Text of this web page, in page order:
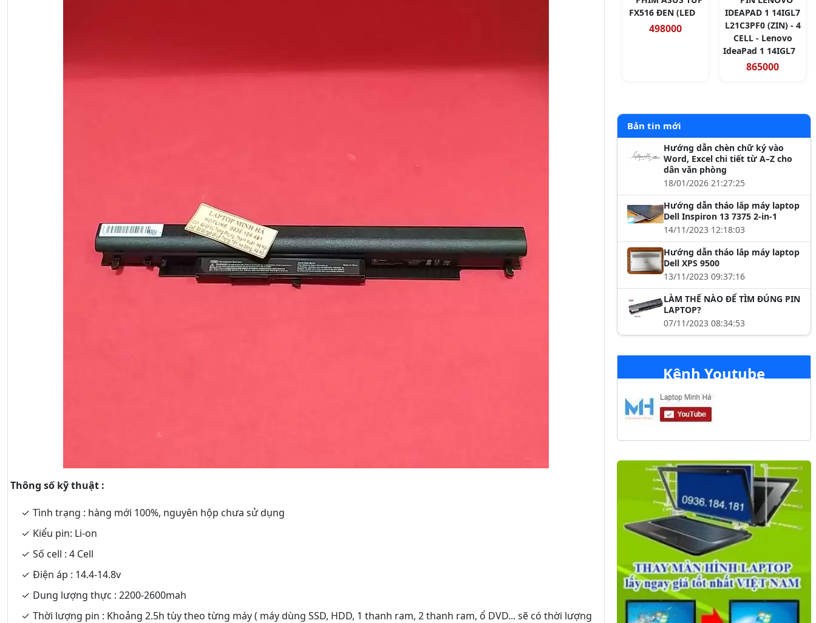
Thông số kỹ thuật :
Tình trạng : hàng mới 100%, nguyên hộp chưa sử dụng
Kiểu pin: Li-on
Số cell : 4 Cell
Điện áp : 14.4-14.8v
Dung lượng thực : 2200-2600mah
Thời lượng pin : Khoảng 2.5h tùy theo từng máy ( máy dùng SSD, HDD, 1 thanh ram, 2 thanh ram, ổ DVD... sẽ có thời lượng
FX516 ĐEN (LED
498000
IDEAPAD 1 14IGL7
L21C3PF0 (ZIN) - 4
CELL - Lenovo
IdeaPad 1 14IGL7
865000
Bản tin mới
Hướng dẫn chèn chữ ký vào
Word, Excel chi tiết từ A–Z cho
dân văn phòng
18/01/2026 21:27:25
Hướng dẫn tháo lắp máy laptop
Dell Inspiron 13 7375 2-in-1
14/11/2023 12:18:03
Hướng dẫn tháo lắp máy laptop
Dell XPS 9500
13/11/2023 09:37:16
LÀM THẾ NÀO ĐỂ TÌM ĐÚNG PIN
LAPTOP?
07/11/2023 08:34:53
Kênh Youtube